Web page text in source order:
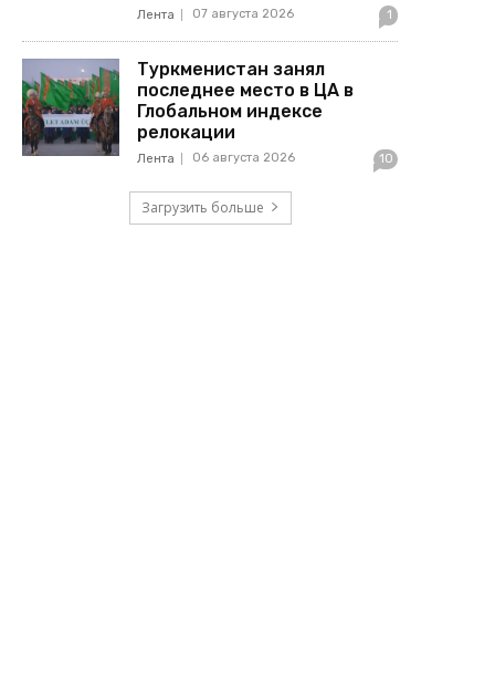
Лента 07 августа 2026 1
Туркменистан занял
последнее место в ЦА в
Глобальном индексе
релокации
Лента 06 августа 2026 10
Загрузить больше